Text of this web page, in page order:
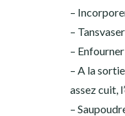
–
–
–
– A la
assez cuit,
–